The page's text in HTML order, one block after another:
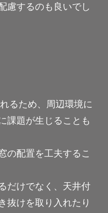
慮するのも良いでし
るため、周辺環境に
課題が生じることも
の配置を工夫するこ
だけでなく、天井付
抜けを取り入れたり